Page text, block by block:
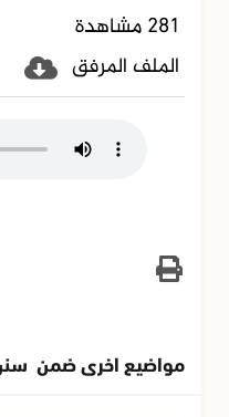
281 مشاهدة
الملف المرفق
مواضيع اخرى ضمن